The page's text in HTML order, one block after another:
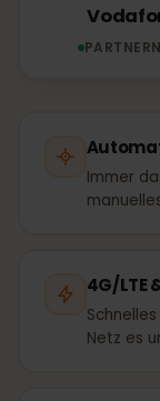
Immer
4G/LTE
Netz es